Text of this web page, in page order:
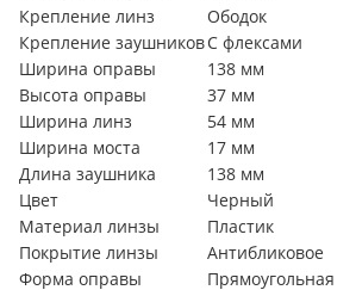
Крепление линз
Ободок
Крепление заушниковС флексами
Ширина оправы
138 мм
Высота оправы
37 мм
Ширина линз
54 мм
Ширина моста
17 мм
Длина заушника
138 мм
Цвет
Черный
Материал линзы
Пластик
Покрытие линзы
Антибликовое
Форма оправы
Прямоугольная